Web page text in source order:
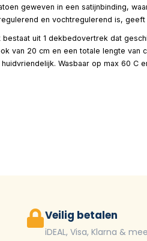
geweven in een satijnbinding,
en vochtregulerend is,
uit 1 dekbedovertrek dat
van 20 cm en een totale lengte van
Wasbaar op max 60 C
Veilig betalen
iDEAL, Visa, Klarna &